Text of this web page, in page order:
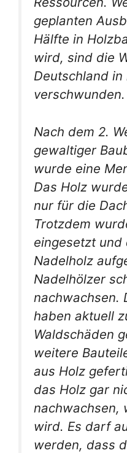
geplanten
Hälfte in
wird, sind die
Deutschland
verschwunden.
Nach dem 2.
gewaltiger
wurde eine
Das Holz
nur für die
Trotzdem
eingesetzt und
Nadelholz
Nadelhölzer
nachwachsen.
haben aktuell
Waldschäden
weitere
aus Holz
das Holz gar
nachwachsen,
wird. Es darf
werden, dass